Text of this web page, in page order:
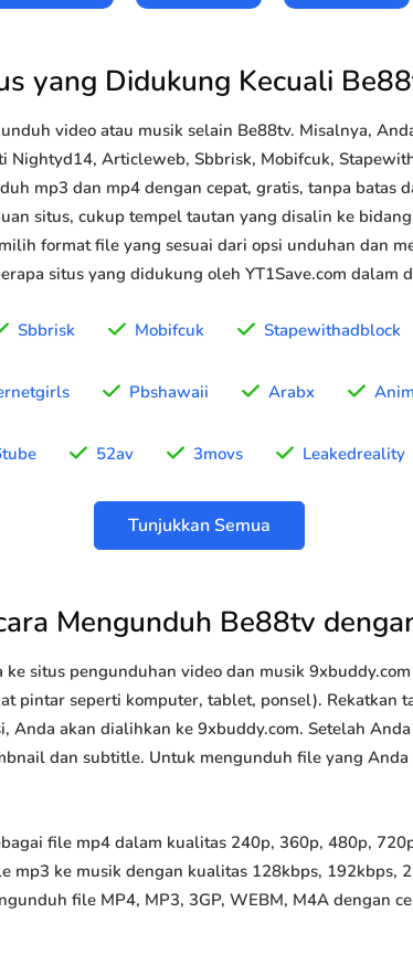
yang Didukung Kecuali
video atau musik selain Be88tv. Misalnya,
Nightyd14, Articleweb, Sbbrisk, Mobifcuk,
mp3 dan mp4 dengan cepat, gratis, tanpa batas
situs, cukup tempel tautan yang disalin ke
format file yang sesuai dari opsi unduhan dan
situs yang didukung oleh YT1Save.com dalam
Sbbrisk Mobifcuk Stapewithadblock
Pbshawaii Arabx
52av 3movs Leakedreality
Tunjukkan Semua
Mengunduh Be88tv
ke situs pengunduhan video dan musik
pintar seperti komputer, tablet, ponsel). Rekatkan
Anda akan dialihkan ke 9xbuddy.com. Setelah
dan subtitle. Untuk mengunduh file yang
file mp4 dalam kualitas 240p, 360p, 480p,
mp3 ke musik dengan kualitas 128kbps, 192kbps,
file MP4, MP3, 3GP, WEBM, M4A dengan